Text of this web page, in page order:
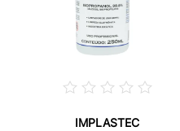
IMPLASTEC